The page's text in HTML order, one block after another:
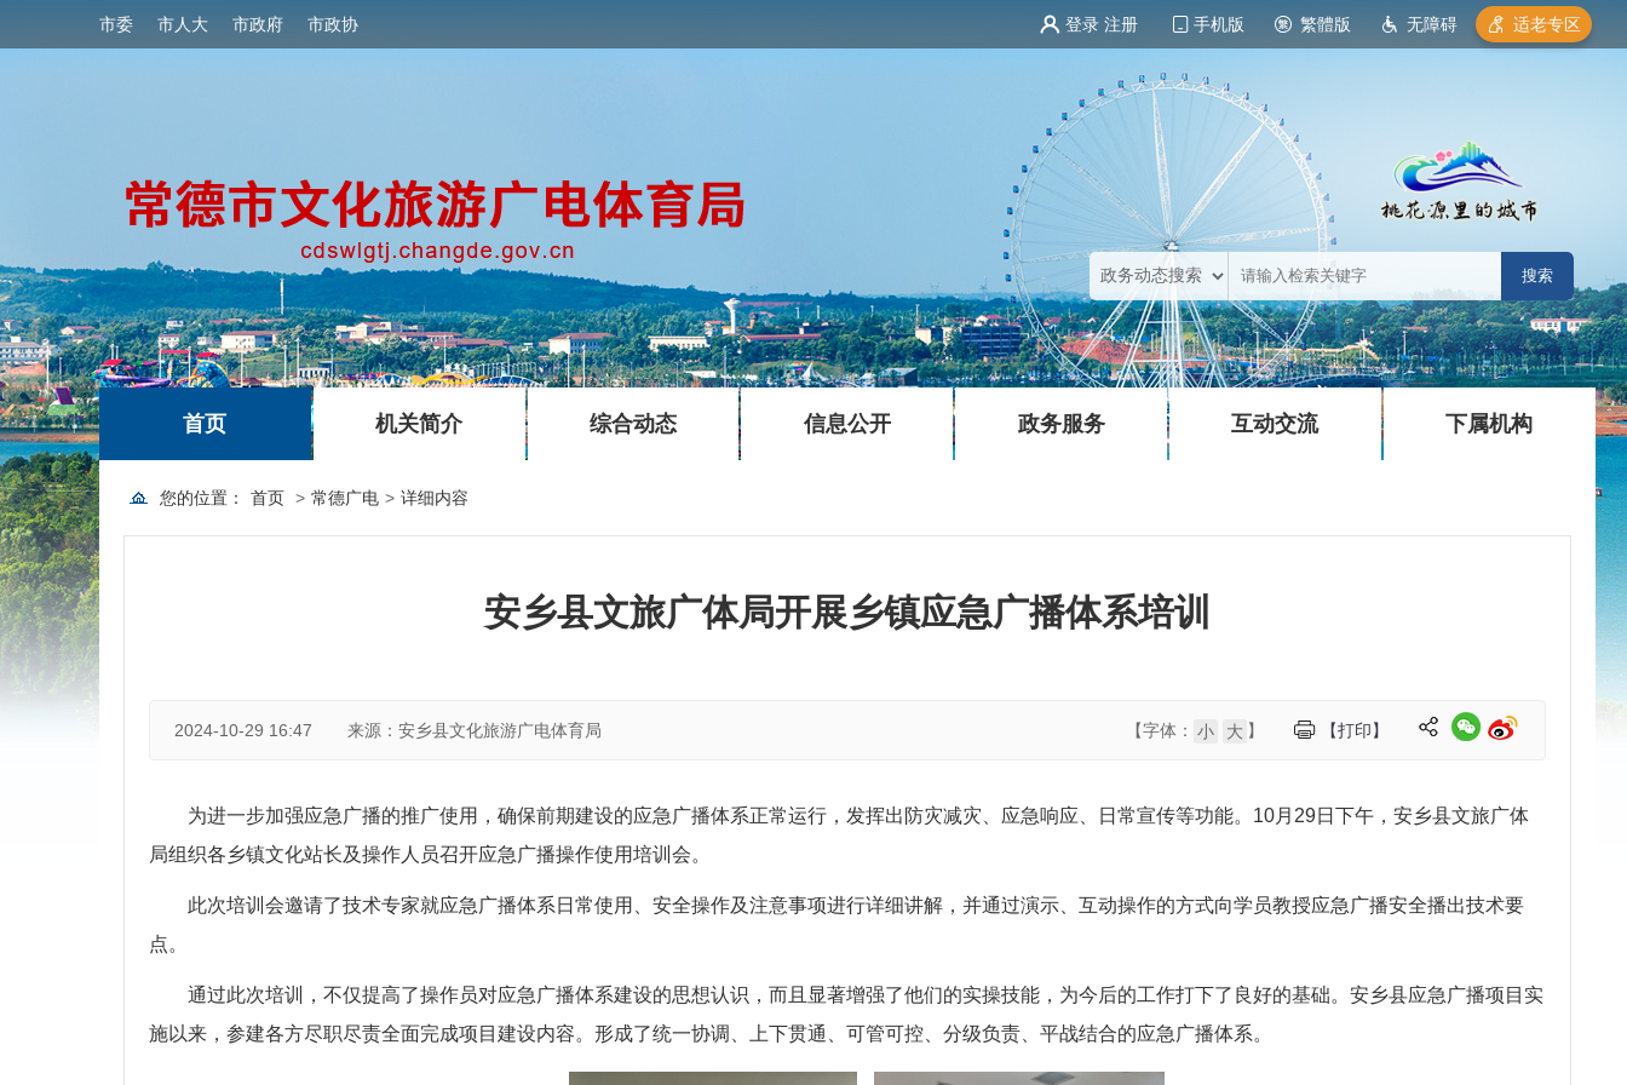
市委 市人大 市政府 市政协 登录 注册 手机版 繁體版 无障碍 适老专区
首页
|
机关简介
|
综合动态 信息公开 政务服务
|
互动交流
|
下属机构
您的位置： 首页 > 常德广电 > 详细内容
安乡县文旅广体局开展乡镇应急广播体系培训
2024-10-29 16:47 来源：安乡县文化旅游广电体育局 【打印】
【字体： 小 大 】
为进一步加强应急广播的推广使用，确保前期建设的应急广播体系正常运行，发挥出防灾减灾、应急响应、日常宣传等功能。10月29日下午，安乡县文旅广体
局组织各乡镇文化站长及操作人员召开应急广播操作使用培训会。
此次培训会邀请了技术专家就应急广播体系日常使用、安全操作及注意事项进行详细讲解，并通过演示、互动操作的方式向学员教授应急广播安全播出技术要
点。
通过此次培训，不仅提高了操作员对应急广播体系建设的思想认识，而且显著增强了他们的实操技能，为今后的工作打下了良好的基础。安乡县应急广播项目实
施以来，参建各方尽职尽责全面完成项目建设内容。形成了统一协调、上下贯通、可管可控、分级负责、平战结合的应急广播体系。